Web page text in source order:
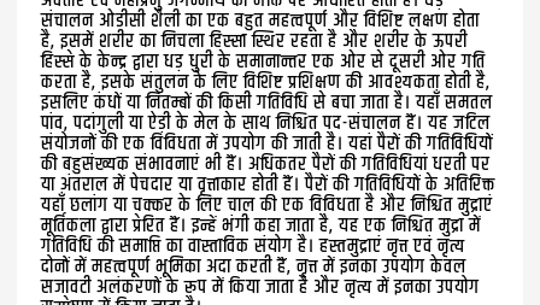
संचालन ओडीसी शैली का एक बहुत महत्वपूर्ण और विशिष्ट लक्षण होता
है, इसमें शरीर का निचला हिस्सा स्थिर रहता है और शरीर के ऊपरी
हिस्से के केन्द्र द्वारा धड़ धुरी के समानान्तर एक ओर से दूसरी ओर गति
करता है, इसके संतुलन के लिए विशिष्ट प्रशिक्षण की आवश्यकता होती है,
इसलिए कंधों या नितम्बों की किसी गतिविधि से बचा जाता है। यहाँ समतल
पांव, पदांगुली या ऐड़ी के मेल के साथ निश्चित पद-संचालन हैं। यह जटिल
संयोजनों की एक विविधता में उपयोग की जाती है। यहां पैरों की गतिविधियों
की बहुसंख्यक संभावनाएं भी हैं। अधिकतर पैरों की गतिविधियां धरती पर
या अंतराल में पेचदार या वृत्ताकार होती हैं। पैरों की गतिविधियों के अतिरिक्त
यहाँ छलांग या चक्कर के लिए चाल की एक विविधता है और निश्चित मुद्राएं
मूर्तिकला द्वारा प्रेरित हैं। इन्हें भंगी कहा जाता है, यह एक निश्चित मुद्रा में
गतिविधि की समाप्ति का वास्ताविक संयोग है। हस्तमुद्राएं नृत्त एवं नृत्य
दोनों में महत्वपूर्ण भूमिका अदा करती हैं, नृत्त में इनका उपयोग केवल
सजावटी अलंकरणों के रूप में किया जाता है और नृत्य में इनका उपयोग